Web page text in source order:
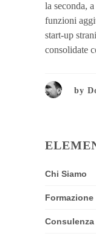
la seconda,
funzioni
start-up
consolidate
by
Chi Siamo
Formazione
Consulenza